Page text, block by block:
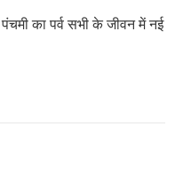
का पर्व सभी के जीवन में नई